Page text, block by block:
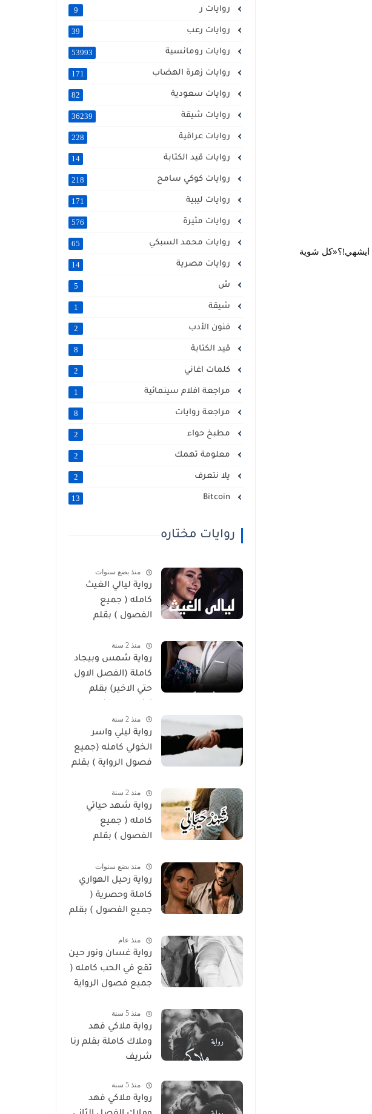
ايشهي!؟«كل شوية
روايات ر 9
روايات رعب 39
روايات رومانسية 53993
روايات زهرة الهضاب 171
روايات سعودية 82
روايات شيقة 36239
روايات عراقية 228
روايات قيد الكتابة 14
روايات كوكي سامح 218
روايات ليبية 171
روايات مثيرة 576
روايات محمد السبكي 65
روايات مصرية 14
ش 5
شيقة 1
فنون الأدب 2
قيد الكتابة 8
كلمات اغاني 2
مراجعة افلام سينمائية 1
مراجعة روايات 8
مطبخ حواء 2
معلومة تهمك 2
يلا نتعرف 2
13
روايات مختاره
منذ بضع سنوات
رواية ليالي الغيث
كامله ( جميع
الفصول ) بقلم
منذ 2 سنة
رواية شمس وبيجاد
كاملة (الفصل الاول
حتي الاخير) بقلم
منذ 2 سنة
رواية ليلي واسر
الخولي كامله (جميع
فصول الرواية ) بقلم
منذ 2 سنة
رواية شهد حياتي
كامله ( جميع
الفصول ) بقلم
منذ بضع سنوات
رواية رحيل الهواري
كاملة وحصرية (
جميع الفصول ) بقلم
منذ عام
رواية غسان ونور حين
تقع في الحب كامله (
جميع فصول الرواية
منذ 5 سنة
رواية ملاكي فهد
وملاك كاملة بقلم رنا
شريف
منذ 5 سنة
رواية ملاكي فهد